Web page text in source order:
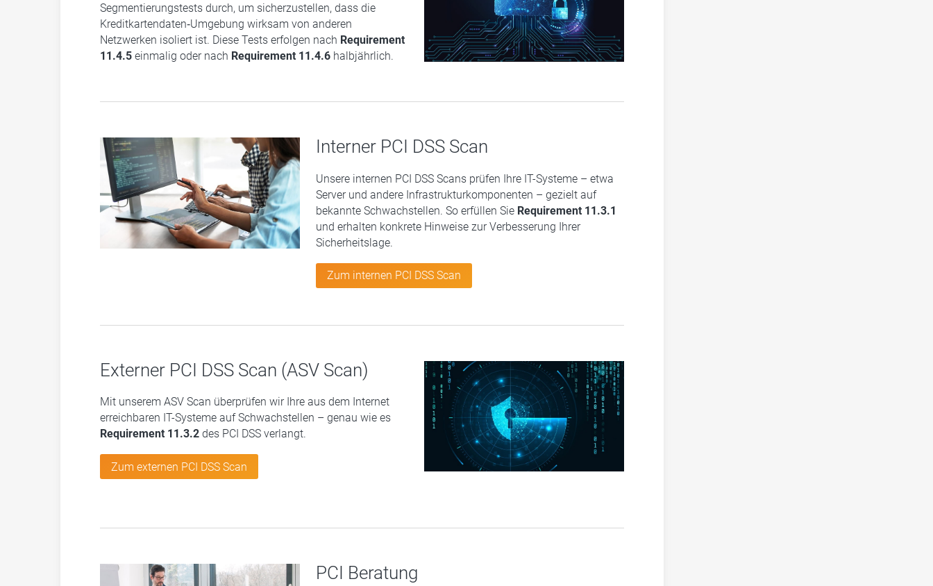
Segmentierungstests durch, um sicherzustellen, dass die
Kreditkartendaten‑Umgebung wirksam von anderen
Netzwerken isoliert ist. Diese Tests erfolgen nach Requirement
11.4.5einmalig oder nach Requirement 11.4.6halbjährlich.
Interner PCI DSS Scan
Unsere internen PCI DSS Scans prüfen Ihre IT-Systeme – etwa
Server und andere Infrastrukturkomponenten – gezielt auf
bekannte Schwachstellen. So erfüllen Sie Requirement 11.3.1
und erhalten konkrete Hinweise zur Verbesserung Ihrer
Sicherheitslage.
Zum internen PCI DSS Scan
Externer PCI DSS Scan (ASV Scan)
Mit unserem ASV Scan überprüfen wir Ihre aus dem Internet
erreichbaren IT-Systeme auf Schwachstellen – genau wie es
Requirement 11.3.2 des PCI DSS verlangt.
Zum externen PCI DSS Scan
PCI Beratung